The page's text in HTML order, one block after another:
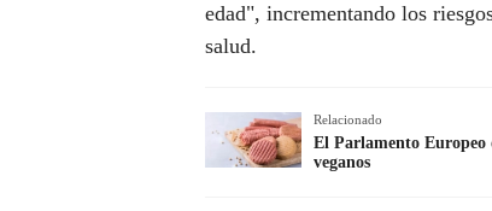
edad", incrementando los
salud.
Relacionado
El Parlamento
veganos